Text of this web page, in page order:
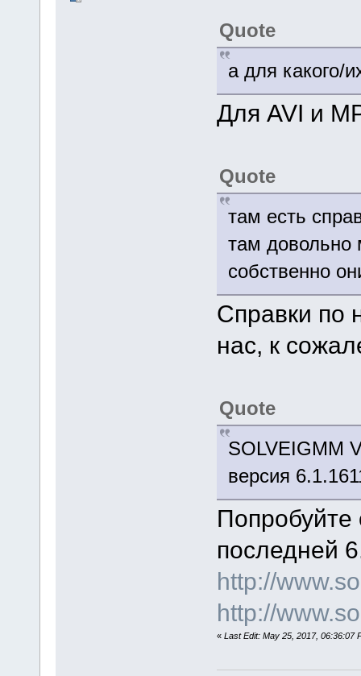
Quote
а для какого/
Для AVI и
Quote
там есть
там довольно
собственно
Справки по
нас, к
Quote
SOLVEIGMM
версия
Попробуйте
последней
http://
http://
« Last Edit: May 25, 2017, 06:36:07